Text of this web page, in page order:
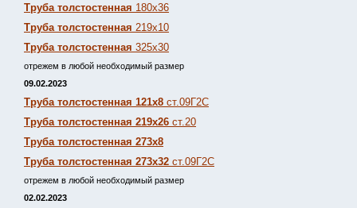
Труба толстостенная 180х36
Труба толстостенная 219х10
Труба толстостенная 325х30
отрежем в любой необходимый размер
09.02.2023
Труба толстостенная 121х8 ст.09Г2С
Труба толстостенная 219х26 ст.20
Труба толстостенная 273х8
Труба толстостенная 273х32 ст.09Г2С
отрежем в любой необходимый размер
02.02.2023